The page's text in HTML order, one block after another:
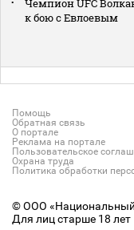
Чемпион UFC
к бою с Евлоевым
Помощь
Обратная связь
О портале
Реклама на портале
Пользовательское
Охрана труда
Политика обработки
© ООО «Национальный
Для лиц старше 18 лет